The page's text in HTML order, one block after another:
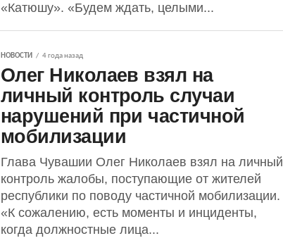
«Катюшу». «Будем ждать, целыми...
НОВОСТИ 4 года назад
Олег Николаев взял на
личный контроль случаи
нарушений при частичной
мобилизации
Глава Чувашии Олег Николаев взял на личный
контроль жалобы, поступающие от жителей
республики по поводу частичной мобилизации.
«К сожалению, есть моменты и инциденты,
когда должностные лица...